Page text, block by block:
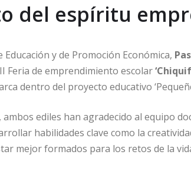
del espíritu
Educación y de Promoción Económica,
Feria de emprendimiento escolar
dentro del proyecto educativo
ediles han agradecido al equipo
habilidades clave como la
mejor formados para los retos de la